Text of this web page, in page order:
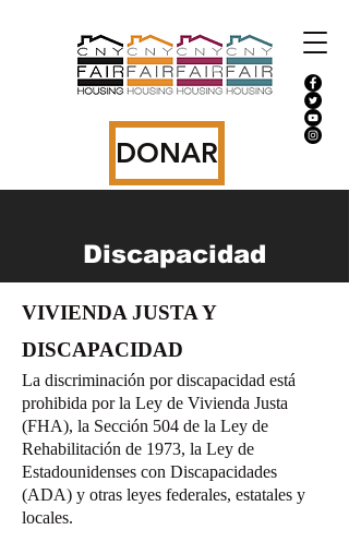
DONAR
Discapacidad
VIVIENDA JUSTA Y
DISCAPACIDAD
La discriminación por discapacidad está
prohibida por la Ley de Vivienda Justa
(FHA), la Sección 504 de la Ley de
Rehabilitación de 1973, la Ley de
Estadounidenses con Discapacidades
(ADA) y otras leyes federales, estatales y
locales.